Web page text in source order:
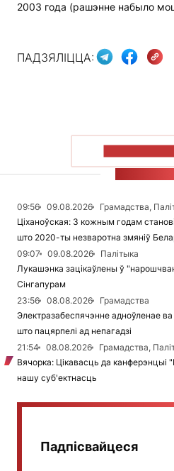
2003 года (рашэнне набыло
ПАДЗЯЛІЦЦА:
09:56 09.08.2026
Грамадства,
Ціханоўская: З кожным годам
што 2020-ты незваротна змяніў
09:07
09.08.2026
Палітыка
Лукашэнка зацікаўлены ў
Сінгапурам
23:56
08.08.2026
Грамадства
Электразабеспячэнне адноўленае ва
што пацярпелі ад непагадзі
21:54
08.08.2026
Грамадства,
Вячорка: Цікавасць да
нашу суб'ектнасць
Падпісвайцеся